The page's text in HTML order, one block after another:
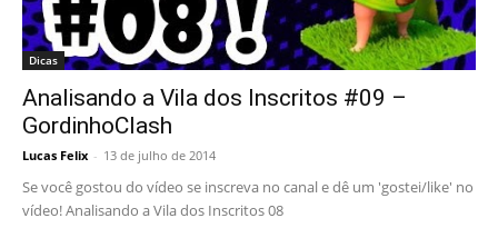
Dicas
Analisando a Vila dos Inscritos #09 –
GordinhoClash
Lucas Felix - 13 de julho de 2014
Se você gostou do vídeo se inscreva no canal e dê um 'gostei/like' no
vídeo! Analisando a Vila dos Inscritos 08